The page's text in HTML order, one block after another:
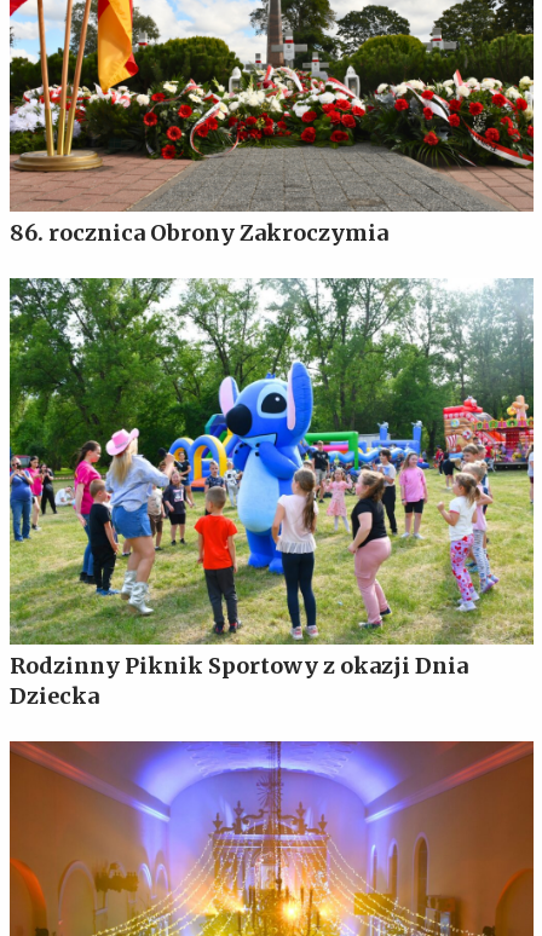
86. rocznica Obrony Zakroczymia
Rodzinny Piknik Sportowy z okazji Dnia
Dziecka